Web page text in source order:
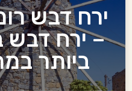
ירח דבש
– ירח דבש
ביותר